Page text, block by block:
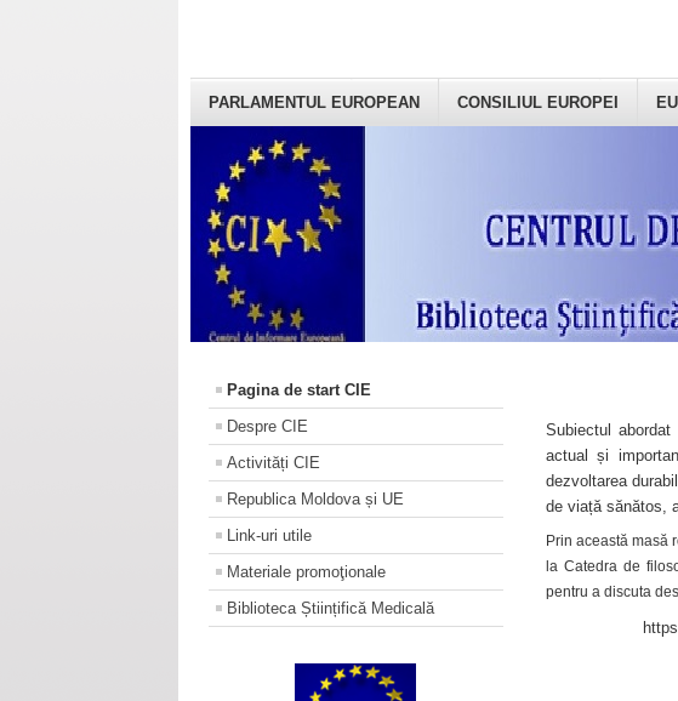
PARLAMENTUL EUROPEAN CONSILIUL EUROPEI
Pagina de start CIE
Despre CIE
Activități CIE
Republica Moldova și UE
Link-uri utile
Materiale promoţionale
Biblioteca Științifică Medicală
Subiectul
actual și
dezvoltarea
de viață sănătos,
Prin această masă
la Catedra de
pentru a discuta